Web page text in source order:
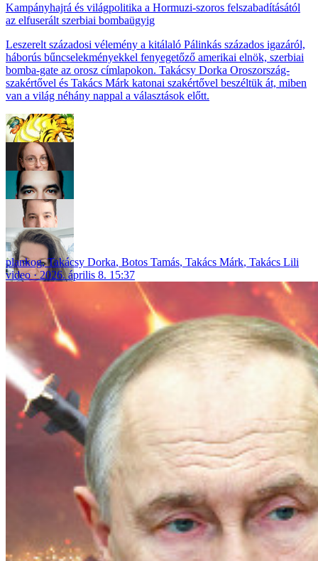
Kampányhajrá és világpolitika a Hormuzi-szoros felszabadításától
az elfuserált szerbiai bombaügyig
Leszerelt századosi vélemény a kitálaló Pálinkás százados igazáról,
háborús bűncselekményekkel fenyegetőző amerikai elnök, szerbiai
bomba-gate az orosz címlapokon. Takácsy Dorka Oroszország-
szakértővel és Takács Márk katonai szakértővel beszéltük át, miben
van a világ néhány nappal a választások előtt.
plankog,Takácsy Dorka, Botos Tamás, Takács Márk, Takács Lili
video
2026. április 8. 15:37